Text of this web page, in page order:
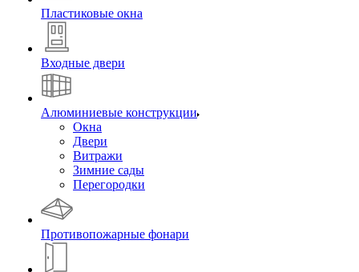
Пластиковые окна
Входные двери
Алюминиевые конструкции
Окна
Двери
Витражи
Зимние сады
Перегородки
Противопожарные фонари